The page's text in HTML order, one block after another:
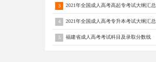
3 2021年全国成人高考高起专考试大纲汇总
4 2021年全国成人高考专升本考试大纲汇总
5 福建省成人高考考试科目及录取分数线